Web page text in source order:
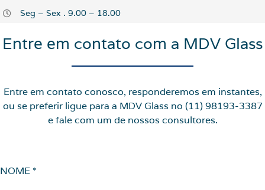
Seg – Sex . 9.00 – 18.00
Entre em contato com a MDV Glass
Entre em contato conosco, responderemos em instantes,
ou se preferir ligue para a MDV Glass no (11) 98193-3387
e fale com um de nossos consultores.
NOME *